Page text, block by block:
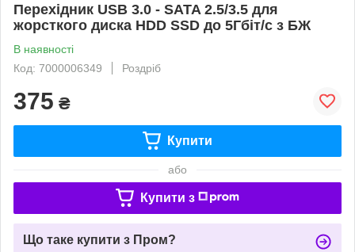
Перехідник USB 3.0 - SATA 2.5/3.5 для
жорсткого диска HDD SSD до 5Гбіт/с з БЖ
В наявності
Код: 7000006349
Роздріб
375 ₴
Купити
або
Купити з
Що таке купити з Пром?